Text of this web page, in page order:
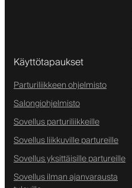
Käyttötapaukset
Parturiliikkeen ohjelmisto
Salongiohjelmisto
Sovellus parturiliikkeille
Sovellus liikkuville partureille
Sovellus yksittäisille partureille
Sovellus ilman ajanvarausta